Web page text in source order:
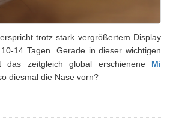
trotz stark vergrößertem Display
14 Tagen. Gerade in dieser wichtigen
das zeitgleich global erschienene Mi
diesmal die Nase vorn?